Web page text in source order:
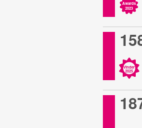
Awards
2023
Vinder
2025